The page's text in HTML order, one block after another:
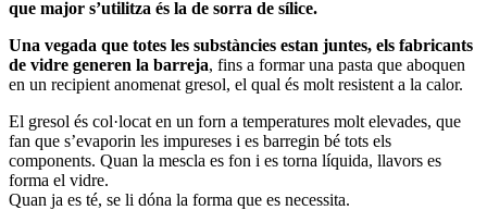
que major s’utilitza és la de sorra de sílice.
Una vegada que totes les substàncies estan juntes, els fabricants
de vidre generen la barreja, fins a formar una pasta que aboquen
en un recipient anomenat gresol, el qual és molt resistent a la calor.
El gresol és col·locat en un forn a temperatures molt elevades, que
fan que s’evaporin les impureses i es barregin bé tots els
components. Quan la mescla es fon i es torna líquida, llavors es
forma el vidre.
Quan ja es té, se li dóna la forma que es necessita.